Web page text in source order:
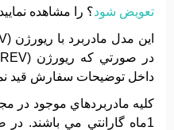
تعویض شود؟ را مشاهده
داخل توضيحات سفارش قيد
کليه مادربردهاي موجود در
1ماه گارانتي مي باشند.